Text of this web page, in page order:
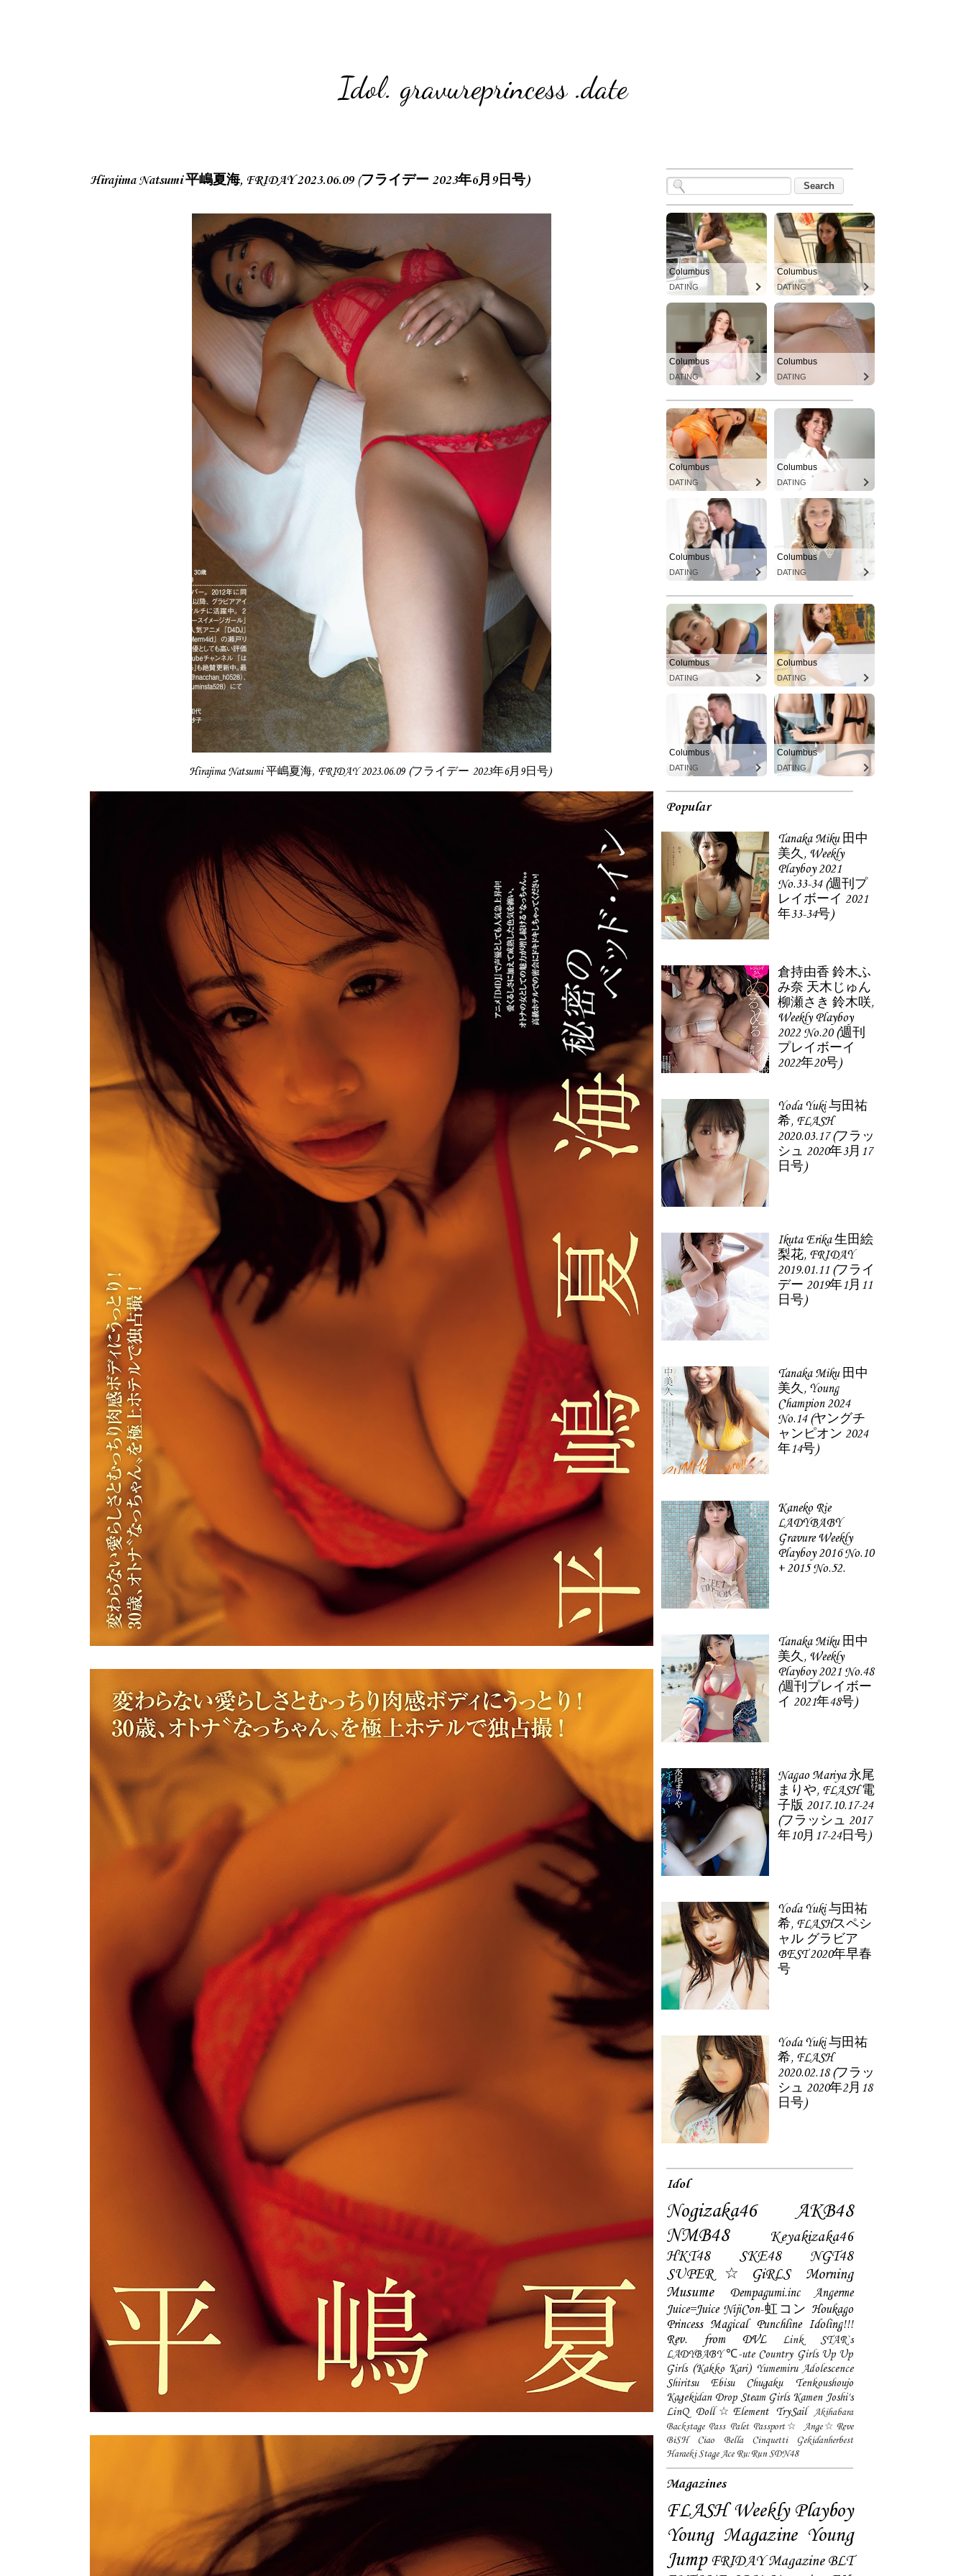
Idol. gravureprincess .date
Hirajima Natsumi 平嶋夏海, FRIDAY 2023.06.09 (フライデー 2023年6月9日号)
Hirajima Natsumi 平嶋夏海, FRIDAY 2023.06.09 (フライデー 2023年6月9日号)
Columbus
DATING
Columbus
DATING
Columbus
DATING
Columbus
DATING
Columbus
DATING
Columbus
DATING
Columbus
DATING
Columbus
DATING
Columbus
DATING
Columbus
DATING
Columbus
DATING
Columbus
DATING
Popular
Tanaka Miku 田中
美久, Weekly
Playboy 2021
No.33-34 (週刊プ
レイボーイ 2021
年33-34号)
倉持由香 鈴木ふ
み奈 天木じゅん
柳瀬さき 鈴木咲,
Weekly Playboy
2022 No.20 (週刊
プレイボーイ
2022年20号)
Yoda Yuki 与田祐
希, FLASH
2020.03.17 (フラッ
シュ 2020年3月17
日号)
Ikuta Erika 生田絵
梨花, FRIDAY
2019.01.11 (フライ
デー 2019年1月11
日号)
Tanaka Miku 田中
美久, Young
Champion 2024
No.14 (ヤングチ
ャンピオン 2024
年14号)
Kaneko Rie
LADYBABY
Gravure Weekly
Playboy 2016 No.10
+ 2015 No.52.
Tanaka Miku 田中
美久, Weekly
Playboy 2021 No.48
(週刊プレイボー
イ 2021年48号)
Nagao Mariya 永尾
まりや, FLASH 電
子版 2017.10.17-24
(フラッシュ 2017
年10月17-24日号)
Yoda Yuki 与田祐
希, FLASHスペシ
ャル グラビア
BEST 2020年早春
号
Yoda Yuki 与田祐
希, FLASH
2020.02.18 (フラッ
シュ 2020年2月18
日号)
Idol
Nogizaka46
AKB48
NMB48
Keyakizaka46
HKT48
SKE48
NGT48
SUPER☆GiRLS
Morning
Musume
Dempagumi.inc
Angerme
Juice=Juice NijiCon-虹コン Houkago
Princess Magical Punchline Idoling!!!
Rev. from DVL
Link STAR`s
LADYBABY ℃-ute Country Girls Up Up
Girls (Kakko Kari) Yumemiru Adolescence
Shiritsu Ebisu Chugaku
Tenkoushoujo
Kagekidan Drop Steam Girls Kamen Joshi's
LinQ Doll☆Element TrySail
Akihabara
Backstage Pass Palet Passport☆
Ange☆Reve
BiSH
Ciao Bella Cinquetti
Gekidanherbest
Haraeki Stage Ace Ru:Run SDN48
Magazines
FLASH Weekly Playboy
Young Magazine Young
Jump FRIDAY Magazine BLT